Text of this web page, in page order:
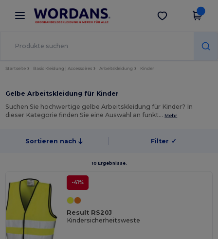
× Wordans App
Bessere Preise in der App!
App holen
Startseite Basic Kleidung | Accessoires Arbeitskleidung Kinder
Gelbe Arbeitskleidung für Kinder
Suchen Sie hochwertige gelbe Arbeitskleidung für Kinder? In
dieser Kategorie finden Sie eine Auswahl an funkt… Mehr
Sortieren nach Filter ✓
10 Ergebnisse.
-41%
Result RS20J
Kindersicherheitsweste